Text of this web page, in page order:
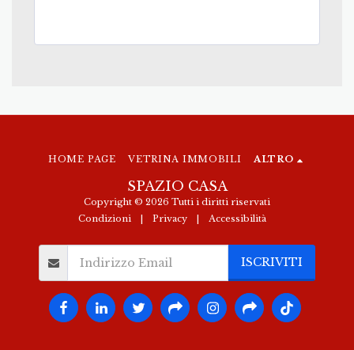
SPAZIO CASA
Copyright © 2026 Tutti i diritti riservati
Condizioni
Privacy Accessibilità
HOME PAGE VETRINA IMMOBILI ALTRO
ISCRIVITI